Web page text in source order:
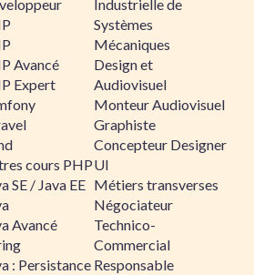
Avancé
Expert
cours PHP
SE / Java EE
Avancé
: Persistance
Industrielle de
Systèmes
Mécaniques
Design et
Audiovisuel
Monteur Audiovisuel
Graphiste
Concepteur Designer
UI
Métiers transverses
Négociateur
Technico-
Commercial
Responsable